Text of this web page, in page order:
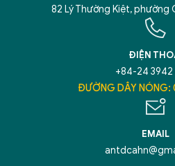
82 Lý Thường Kiệt, phường
ĐIỆN
+84-24 3942
ĐƯỜNG DÂY NÓNG:
EMAIL